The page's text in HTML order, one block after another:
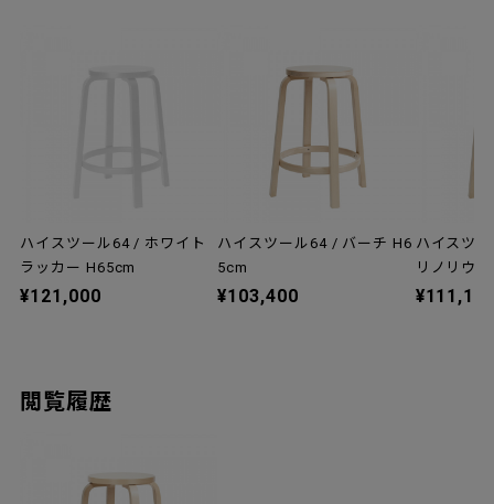
ハイスツール64 / ホワイト
ラッカー H65cm
¥121,000
ハイスツール64 / バーチ H6
5cm
¥103,400
ハイスツ
リノリウ
閲覧履歴